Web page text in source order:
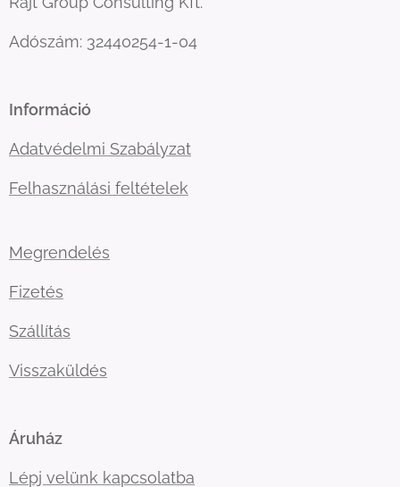
Adószám: 32440254-1-04
Információ
Adatvédelmi Szabályzat
Felhasználási feltételek
Megrendelés
Fizetés
Szállítás
Visszaküldés
Áruház
Lépj velünk kapcsolatba